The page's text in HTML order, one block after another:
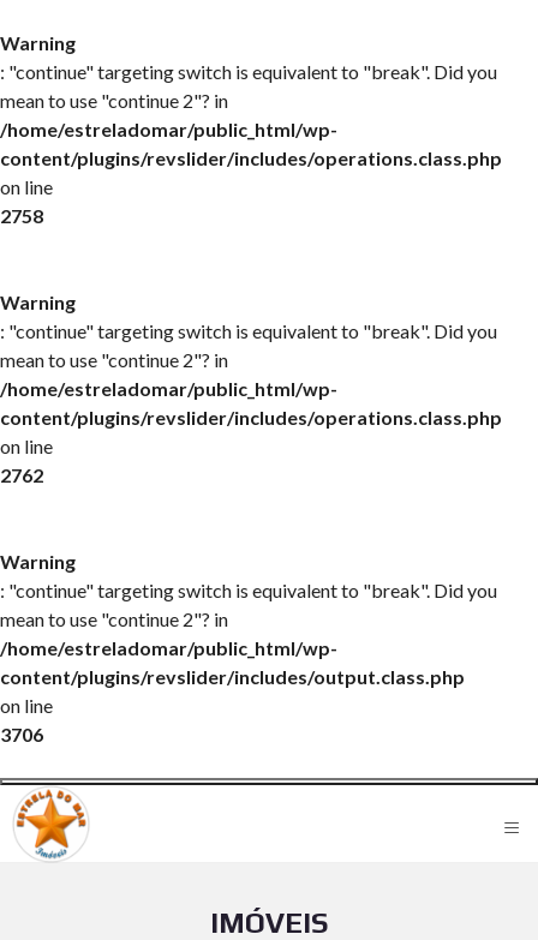
Warning
: "continue" targeting switch is equivalent to "break". Did you
mean to use "continue 2"? in
/home/estreladomar/public_html/wp-
content/plugins/revslider/includes/operations.class.php
on line
2758
Warning
: "continue" targeting switch is equivalent to "break". Did you
mean to use "continue 2"? in
/home/estreladomar/public_html/wp-
content/plugins/revslider/includes/operations.class.php
on line
2762
Warning
: "continue" targeting switch is equivalent to "break". Did you
mean to use "continue 2"? in
/home/estreladomar/public_html/wp-
content/plugins/revslider/includes/output.class.php
on line
3706
≡
IMÓVEIS